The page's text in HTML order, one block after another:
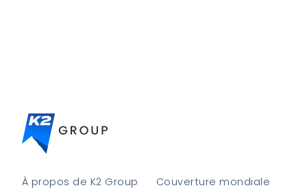
À propos de K2 Group
Couverture mondiale